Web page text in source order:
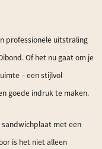
professionele uitstraling
Of het nu gaat om je
– een stijlvol
goede indruk te maken.
met een
is het niet alleen